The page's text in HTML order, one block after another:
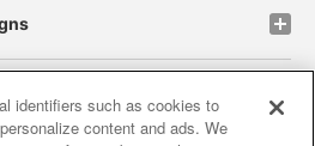
site policy privacy policy
identifiers such as cookies to
content and ads. We